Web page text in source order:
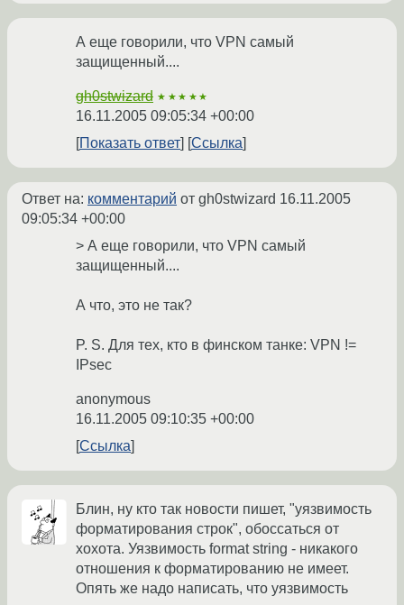
А еще говорили, что VPN самый
защищенный....
gh0stwizard ★★★★★
16.11.2005 09:05:34 +00:00
Показать ответ
Ссылка
Ответ на: комментарий от gh0stwizard 16.11.2005
09:05:34 +00:00
> А еще говорили, что VPN самый
защищенный....
А что, это не так?
P. S. Для тех, кто в финском танке: VPN !=
IPsec
anonymous
16.11.2005 09:10:35 +00:00
Ссылка
Блин, ну кто так новости пишет, "уязвимость
форматирования строк", обоссаться от
хохота. Уязвимость format string - никакого
отношения к форматированию не имеет.
Опять же надо написать, что уязвимость